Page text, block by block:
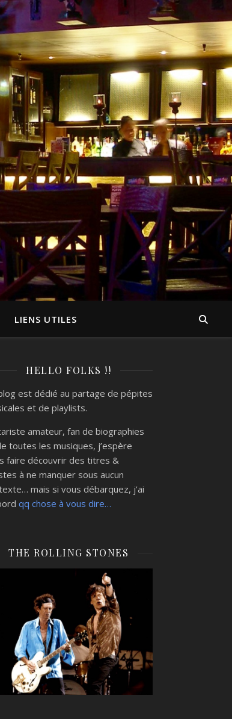
LIENS UTILES
HELLO FOLKS !!
est dédié au partage de pépites
et de playlists.
amateur, fan de biographies
toutes les musiques, j’espère
faire découvrir des titres &
à ne manquer sous aucun
mais si vous débarquez, j’ai
qq chose à vous dire…
THE ROLLING STONES